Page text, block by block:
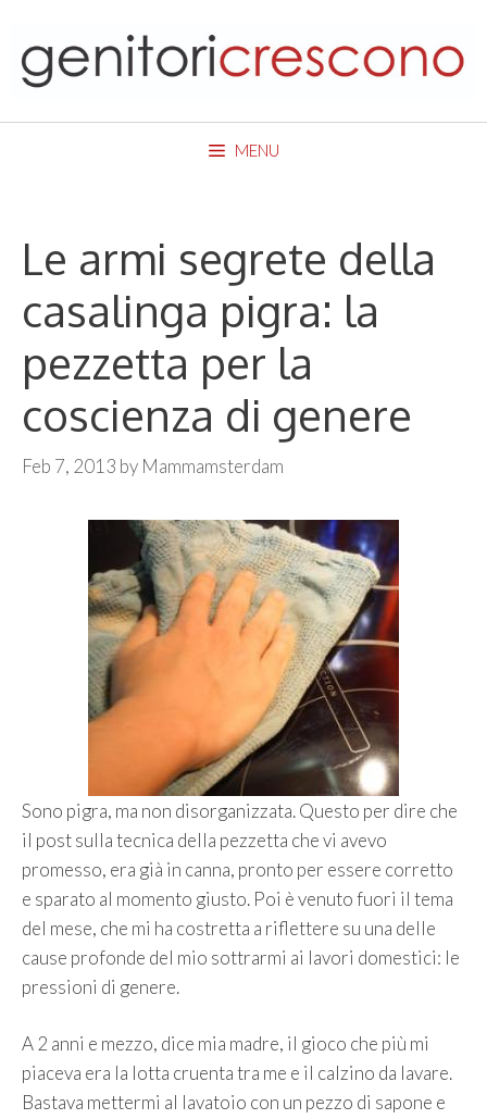
content
MENU
Le armi segrete della
casalinga pigra: la
pezzetta per la
coscienza di genere
Feb 7, 2013 by Mammamsterdam
Sono pigra, ma non disorganizzata. Questo per dire che
il post sulla tecnica della pezzetta che vi avevo
promesso, era già in canna, pronto per essere corretto
e sparato al momento giusto. Poi è venuto fuori il tema
del mese, che mi ha costretta a riflettere su una delle
cause profonde del mio sottrarmi ai lavori domestici: le
pressioni di genere.
A 2 anni e mezzo, dice mia madre, il gioco che più mi
piaceva era la lotta cruenta tra me e il calzino da lavare.
Bastava mettermi al lavatoio con un pezzo di sapone e